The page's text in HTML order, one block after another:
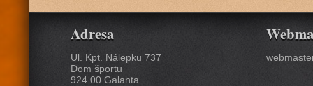
Adresa
Ul. Kpt. Nálepku 737
Dom športu
924 00 Galanta